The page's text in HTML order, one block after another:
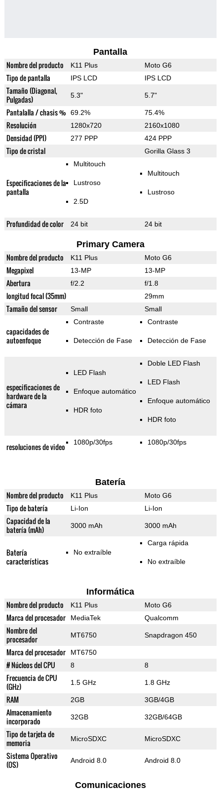
Pantalla
Nombre del producto K11 Plus Moto G6
Tipo de pantalla IPS LCD IPS LCD
Tamaño (Diagonal,
Pulgadas)
5.3" 5.7"
Pantalalla / chasis % 69.2% 75.4%
Resolución 1280x720 2160x1080
Densidad (PPI) 277 PPP 424 PPP
Tipo de cristal Gorilla Glass 3
Especificaciones de la
pantalla
Multitouch
Lustroso
2.5D
Multitouch
Lustroso
Profundidad de color 24 bit 24 bit
Primary Camera
Nombre del producto K11 Plus Moto G6
Megapixel 13-MP 13-MP
Abertura f/2.2 f/1.8
longitud focal (35mm) 29mm
Tamaño del sensor Small Small
capacidades de
autoenfoque
Contraste
Detección de Fase
Contraste
Detección de Fase
especificaciones de
hardware de la
cámara
LED Flash
Enfoque automático
HDR foto
Doble LED Flash
LED Flash
Enfoque automático
HDR foto
resoluciones de video 1080p/30fps 1080p/30fps
Batería
Nombre del producto K11 Plus Moto G6
Tipo de batería Li-Ion Li-Ion
Capacidad de la
batería (mAh)
3000 mAh 3000 mAh
Batería
características
No extraíble
Carga rápida
No extraíble
Informática
Nombre del producto K11 Plus Moto G6
Marca del procesador MediaTek Qualcomm
Nombre del
procesador
MT6750 Snapdragon 450
Marca del procesador MT6750
# Núcleos del CPU 8 8
Frecuencia de CPU
(GHz)
1.5 GHz 1.8 GHz
RAM 2GB 3GB/4GB
Almacenamiento
incorporado
32GB 32GB/64GB
Tipo de tarjeta de
memoria
MicroSDXC MicroSDXC
Sistema Operativo
(OS)
Android 8.0 Android 8.0
Comunicaciones